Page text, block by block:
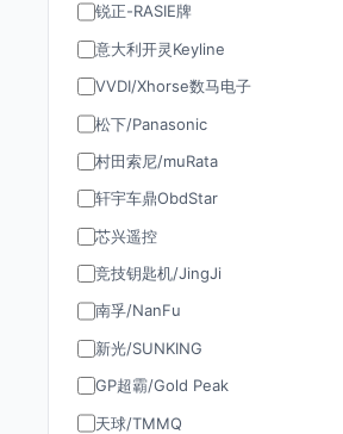
锐正-RASIE牌
意大利开灵Keyline
VVDI/Xhorse数马电子
松下/Panasonic
村田索尼/muRata
轩宇车鼎ObdStar
芯兴遥控
竞技钥匙机/JingJi
南孚/NanFu
新光/SUNKING
GP超霸/Gold Peak
天球/TMMQ